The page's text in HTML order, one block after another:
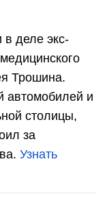
деле экс-
Трошина.
автомобилей и
столицы,
за
Узнать